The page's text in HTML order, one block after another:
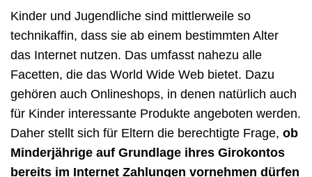
Kinder und Jugendliche sind mittlerweile so
technikaffin, dass sie ab einem bestimmten Alter
das Internet nutzen. Das umfasst nahezu alle
Facetten, die das World Wide Web bietet. Dazu
gehören auch Onlineshops, in denen natürlich auch
für Kinder interessante Produkte angeboten werden.
Daher stellt sich für Eltern die berechtigte Frage, ob
Minderjährige auf Grundlage ihres Girokontos
bereits im Internet Zahlungen vornehmen dürfen